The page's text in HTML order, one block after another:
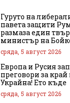
Гуруто на
павета защити
размаза един
министър на
сряда, 5 август 2026
Европа и Русия
преговори за край
Украйна! Ето къде
сряда, 5 август 2026